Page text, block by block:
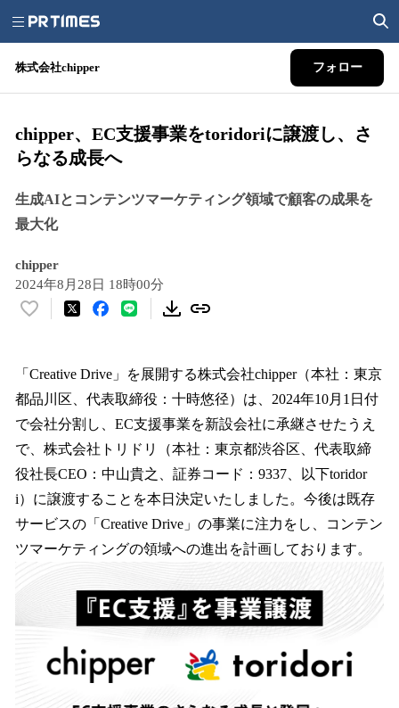
株式会社chipper フォロー
chipper、EC支援事業をtoridoriに譲渡し、さ
らなる成長へ
生成AIとコンテンツマーケティング領域で顧客の成果を
最大化
chipper
2024年8月28日 18時00分
い
！
数
を
読
み
込
み
中
で
す
「Creative Drive」を展開する株式会社chipper（本社：東京
都品川区、代表取締役：十時悠径）は、2024年10月1日付
で会社分割し、EC支援事業を新設会社に承継させたうえ
で、株式会社トリドリ（本社：東京都渋谷区、代表取締
役社長CEO：中山貴之、証券コード：9337、以下toridor
i）に譲渡することを本日決定いたしました。今後は既存
サービスの「Creative Drive」の事業に注力をし、コンテン
ツマーケティングの領域への進出を計画しております。